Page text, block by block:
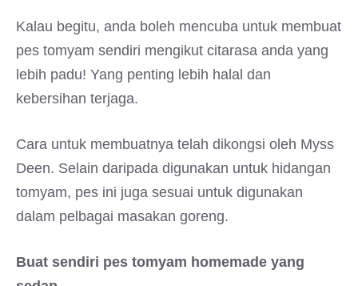
Kalau begitu, anda boleh mencuba untuk membuat
pes tomyam sendiri mengikut citarasa anda yang
lebih padu! Yang penting lebih halal dan
kebersihan terjaga.
Cara untuk membuatnya telah dikongsi oleh Myss
Deen. Selain daripada digunakan untuk hidangan
tomyam, pes ini juga sesuai untuk digunakan
dalam pelbagai masakan goreng.
Buat sendiri pes tomyam homemade yang